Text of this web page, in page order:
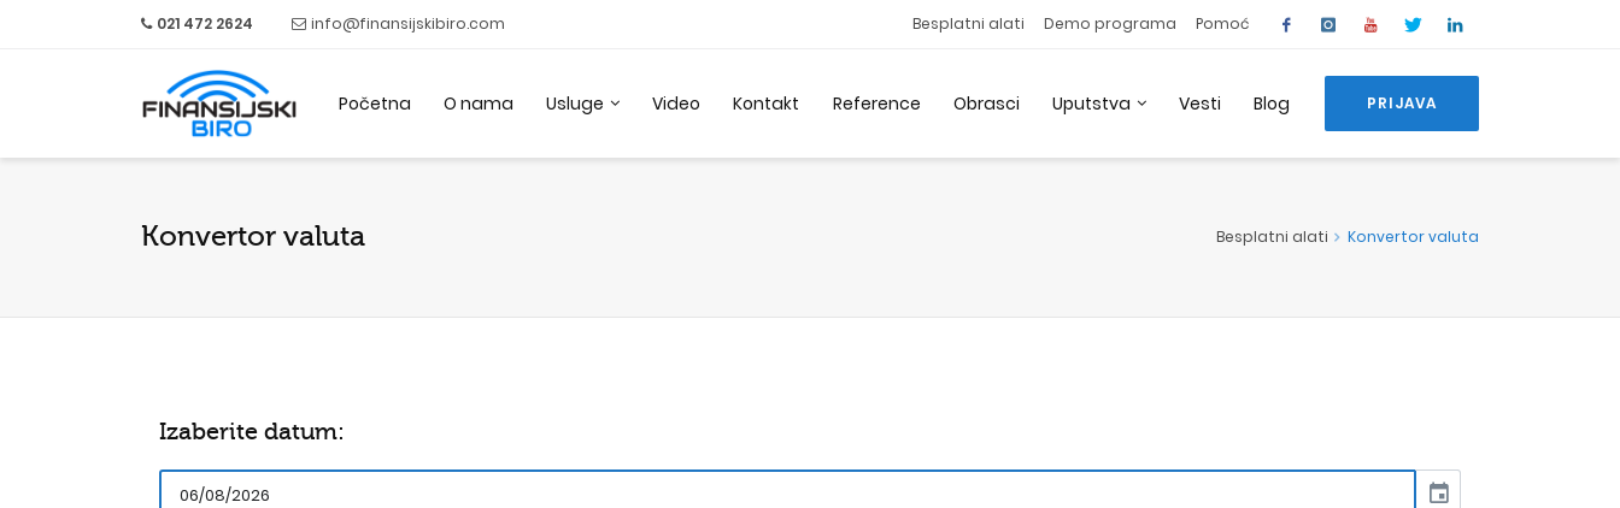
021 472 2624 info@finansijskibiro.com Besplatni alati Demo programa Pomoć
Početna O nama Usluge Video Kontakt Reference Obrasci Uputstva Vesti Blog PRIJAVA
Konvertor valuta Besplatni alati Konvertor valuta
Izaberite datum:
event